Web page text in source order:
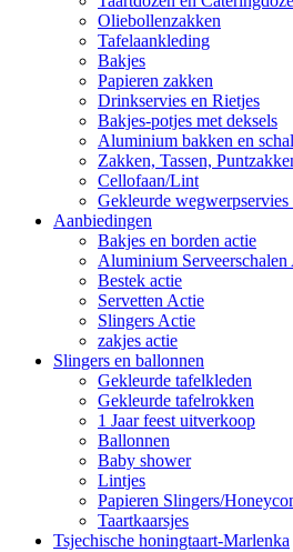
Oliebollenzakken
Tafelaankleding
Bakjes
Papieren zakken
Drinkservies en Rietjes
Bakjes-potjes met deksels
Aluminium bakken en
Zakken, Tassen,
Cellofaan/Lint
Gekleurde
Aanbiedingen
Bakjes en borden actie
Aluminium Serveerschalen
Bestek actie
Servetten Actie
Slingers Actie
zakjes actie
Slingers en ballonnen
Gekleurde tafelkleden
Gekleurde tafelrokken
1 Jaar feest uitverkoop
Ballonnen
Baby shower
Lintjes
Papieren Slingers/
Taartkaarsjes
Tsjechische honingtaart-Marlenka